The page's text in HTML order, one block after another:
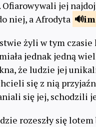
jej
niej, a Afrodyta
im
żyli w tym czasie
jednak jedną
że ludzie jej
się z nią
się jej, schodzili
rozeszły się